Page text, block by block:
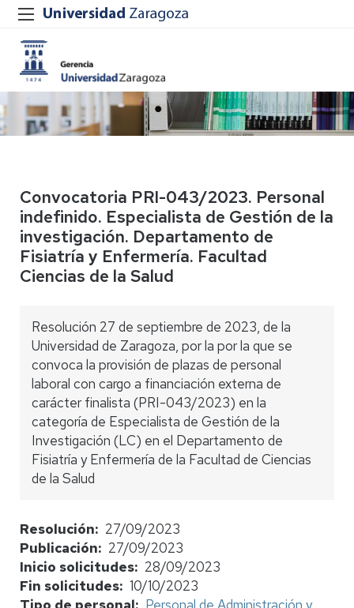
Convocatoria PRI-043/2023. Personal
indefinido. Especialista de Gestión de la
investigación. Departamento de
Fisiatría y Enfermería. Facultad
Ciencias de la Salud
Resolución 27 de septiembre de 2023, de la
Universidad de Zaragoza, por la por la que se
convoca la provisión de plazas de personal
laboral con cargo a financiación externa de
carácter finalista (PRI-043/2023) en la
categoría de Especialista de Gestión de la
Investigación (LC) en el Departamento de
Fisiatría y Enfermería de la Facultad de Ciencias
de la Salud
Resolución
27/09/2023
Publicación
27/09/2023
Inicio solicitudes
28/09/2023
Fin solicitudes 10/10/2023
Tipo de personal
Personal de Administración y